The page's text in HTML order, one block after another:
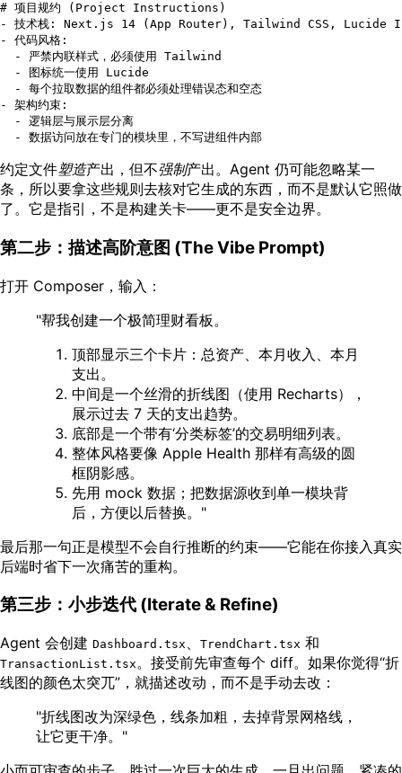
# 项目规约 (Project Instructions)
-
-
  -
  -
  -
-
  -
  -
约定文件塑造产出，但不强制产出。Agent 仍可能忽略某一
条，所以要拿这些规则去核对它生成的东西，而不是默认它照做
了。它是指引，不是构建关卡——更不是安全边界。
第二步：描述高阶意图 (The Vibe Prompt)
打开 Composer，输入：
"帮我创建一个极简理财看板。
顶部显示三个卡片：总资产、本月收入、本月
支出。
中间是一个丝滑的折线图（使用 Recharts），
展示过去 7 天的支出趋势。
底部是一个带有‘分类标签’的交易明细列表。
整体风格要像 Apple Health 那样有高级的圆
框阴影感。
先用 mock 数据；把数据源收到单一模块背
后，方便以后替换。"
最后那一句正是模型不会自行推断的约束——它能在你接入真实
后端时省下一次痛苦的重构。
第三步：小步迭代 (Iterate & Refine)
Agent 会创建 Dashboard.tsx TrendChart.tsx 和
TransactionList.tsx 。接受前先审查每个 diff。如果你觉得“折
线图的颜色太突兀”，就描述改动，而不是手动去改：
"折线图改为深绿色，线条加粗，去掉背景网格线，
让它更干净。"